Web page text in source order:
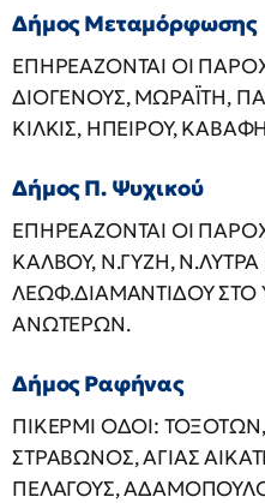
Δήμος Μεταμόρφωσης
ΕΠΗΡΕΑΖΟΝΤΑΙ ΟΙ
ΔΙΟΓΕΝΟΥΣ, ΜΩΡΑΪΤΗ,
ΚΙΛΚΙΣ, ΗΠΕΙΡΟΥ,
Δήμος Π. Ψυχικού
ΕΠΗΡΕΑΖΟΝΤΑΙ ΟΙ
ΚΑΛΒΟΥ, Ν.ΓΥΖΗ, Ν.ΛΥΤΡΑ
ΛΕΩΦ.ΔΙΑΜΑΝΤΙΔΟΥ
ΑΝΩΤΕΡΩΝ.
Δήμος Ραφήνας
ΠΙΚΕΡΜΙ ΟΔΟΙ:
ΣΤΡΑΒΩΝΟΣ, ΑΓΙΑΣ
ΠΕΛΑΓΟΥΣ,